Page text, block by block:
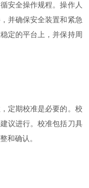
全操作规程。操作人
并确保安全装置和紧急
定的平台上，并保持周
定期校准是必要的。校
议进行。校准包括刀具
和确认。